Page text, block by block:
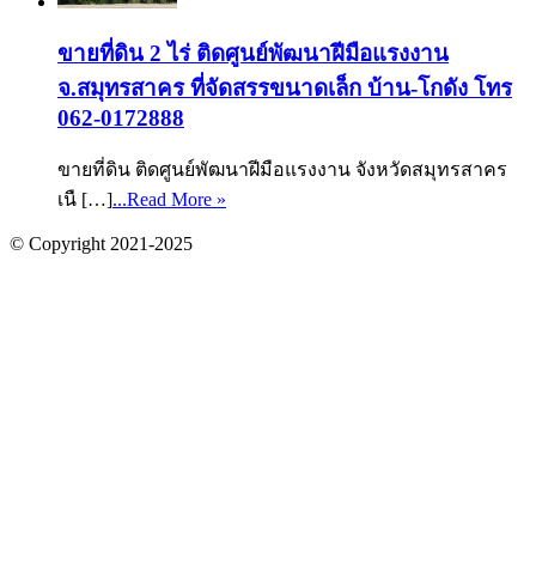
ขายที่ดิน 2 ไร่ ติดศูนย์พัฒนาฝีมือแรงงาน
จ.สมุทรสาคร ที่จัดสรรขนาดเล็ก บ้าน-โกดัง โทร
062-0172888
ขายที่ดิน ติดศูนย์พัฒนาฝีมือแรงงาน จังหวัดสมุทรสาคร
เนื […]...Read More »
© Copyright 2021-2025